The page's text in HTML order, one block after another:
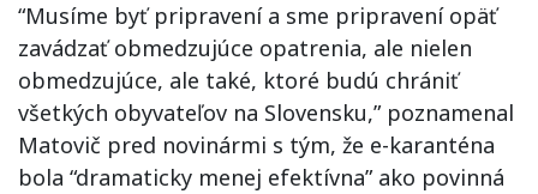
“Musíme byť pripravení a sme pripravení opäť
zavádzať obmedzujúce opatrenia, ale nielen
obmedzujúce, ale také, ktoré budú chrániť
všetkých obyvateľov na Slovensku,” poznamenal
Matovič pred novinármi s tým, že e-karanténa
bola “dramaticky menej efektívna” ako povinná